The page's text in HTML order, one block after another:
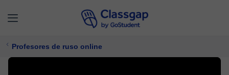
Profesores de ruso online